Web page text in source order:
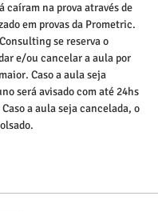
caíram na prova através de
em provas da Prometric.
se reserva o
e/ou cancelar a aula por
Caso a aula seja
será avisado com até 24hs
a aula seja cancelada, o